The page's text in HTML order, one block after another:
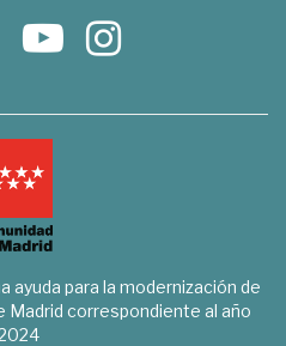
ayuda para la modernización de
Madrid correspondiente al año